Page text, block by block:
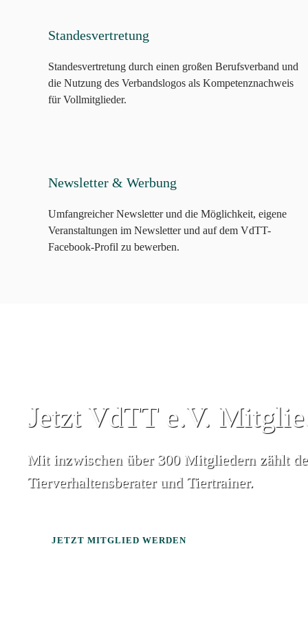
Standesvertretung
Standesvertretung durch einen großen Berufsverband und
die Nutzung des Verbandslogos als Kompetenznachweis
für Vollmitglieder.
Newsletter & Werbung
Umfangreicher Newsletter und die Möglichkeit, eigene
Veranstaltungen im Newsletter und auf dem VdTT-
Facebook-Profil zu bewerben.
Jetzt VdTT e.V.
Mit inzwischen über 300 Mitgliedern zählt
Tierverhaltensberater und Tiertrainer.
JETZT MITGLIED WERDEN